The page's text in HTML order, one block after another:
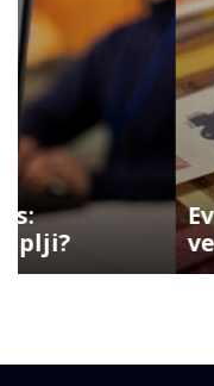
Evrozona više
velike